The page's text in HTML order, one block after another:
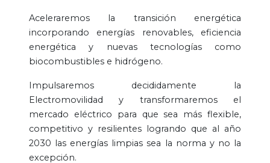
Aceleraremos la transición energética
incorporando energías renovables, eficiencia
energética y nuevas tecnologías como
biocombustibles e hidrógeno.
Impulsaremos decididamente la
Electromovilidad y transformaremos el
mercado eléctrico para que sea más flexible,
competitivo y resilientes logrando que al año
2030 las energías limpias sea la norma y no la
excepción.